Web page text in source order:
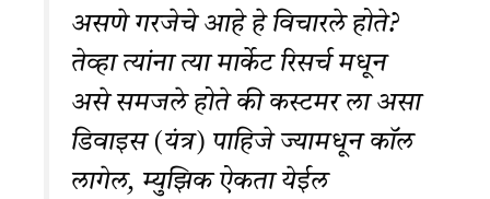
असणे गरजेचे आहे हे विचारले होते?
तेव्हा त्यांना त्या मार्केट रिसर्च मधून
असे समजले होते की कस्टमर ला असा
डिवाइस (यंत्र) पाहिजे ज्यामधून कॉल
लागेल, म्युझिक ऐकता येईल